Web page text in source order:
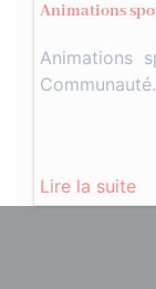
Animations
Animations
Lire la suite